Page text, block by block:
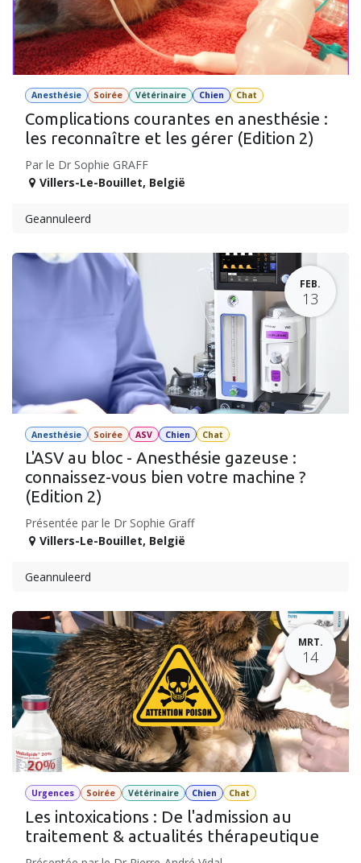
Anesthésie Soirée Vétérinaire Chien Chat
Complications courantes en anesthésie :
les reconnaître et les gérer (Edition 2)
Par le Dr Sophie GRAFF
Villers-Le-Bouillet, België
Geannuleerd
FEB.
13
Anesthésie Soirée ASV Chien Chat
L'ASV au bloc - Anesthésie gazeuse :
connaissez-vous bien votre machine ?
(Edition 2)
Présentée par le Dr Sophie Graff
Villers-Le-Bouillet, België
Geannuleerd
MRT.
14
Urgences Soirée Vétérinaire Chien Chat
Les intoxications : De l'admission au
traitement & actualités thérapeutique